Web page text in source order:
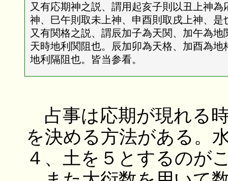
又有応期神之説、謂用起亥子則以丑上神為
神、巳午則取未上神、申酉則取戌上神、是
又有関格之説、謂辰加子為天関、加午為地
天時地利関阻也。辰加卯為天格、加酉為地
地利隔阻也。皆当参看。
占事は応期が現れる
を決める方法がある。
４、土を５とするのが